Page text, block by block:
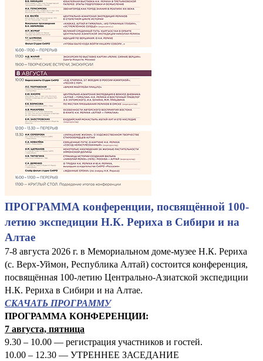
ПРОГРАММА конференции, посвящённой 100-
летию экспедиции Н.К. Рериха в Сибири и на
Алтае
7-8 августа 2026 г. в Мемориальном доме-музее Н.К. Рериха
(с. Верх-Уймон, Республика Алтай) состоится конференция,
посвящённая 100-летию Центрально-Азиатской экспедиции
Н.К. Рериха в Сибири и на Алтае.
СКАЧАТЬ ПРОГРАММУ
ПРОГРАММА КОНФЕРЕНЦИИ:
7 августа, пятница
9.30 – 10.00 — регистрация участников и гостей.
10.00 – 12.30 — УТРЕННЕЕ ЗАСЕДАНИЕ